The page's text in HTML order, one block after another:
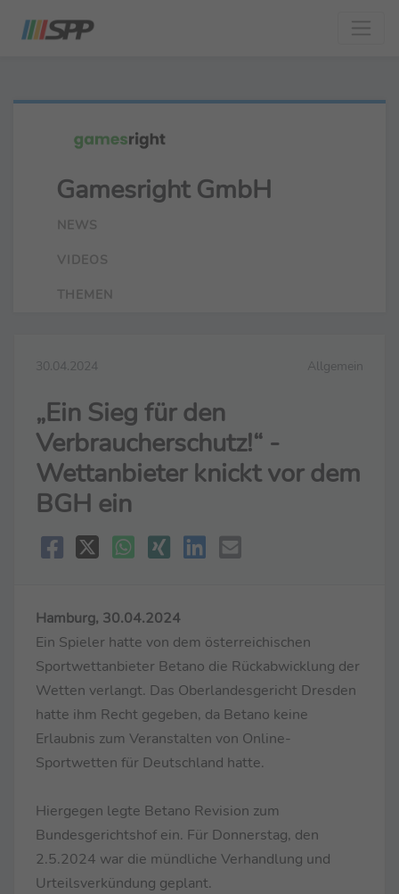
Gamesright GmbH
NEWS
VIDEOS
THEMEN
30.04.2024 Allgemein
„Ein Sieg für den
Verbraucherschutz!“ -
Wettanbieter knickt vor dem
BGH ein
Hamburg, 30.04.2024
Ein Spieler hatte von dem österreichischen
Sportwettanbieter Betano die Rückabwicklung der
Wetten verlangt. Das Oberlandesgericht Dresden
hatte ihm Recht gegeben, da Betano keine
Erlaubnis zum Veranstalten von Online-
Sportwetten für Deutschland hatte.
Hiergegen legte Betano Revision zum
Bundesgerichtshof ein. Für Donnerstag, den
2.5.2024 war die mündliche Verhandlung und
Urteilsverkündung geplant.